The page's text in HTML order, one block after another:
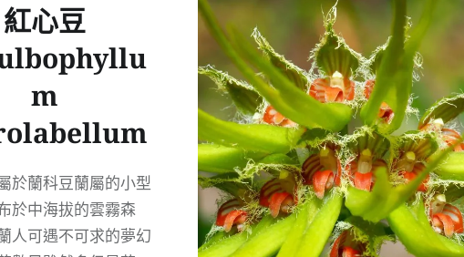
紅心豆
m
於蘭科豆蘭屬的小型
於中海拔的雲霧森
人可遇不可求的夢幻